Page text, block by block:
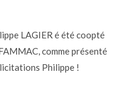
LAGIER é été coopté
comme présenté
Philippe !